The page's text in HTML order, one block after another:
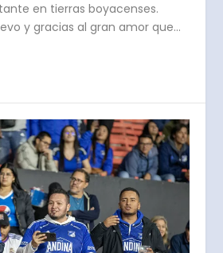
en tierras boyacenses.
y gracias al gran amor que...